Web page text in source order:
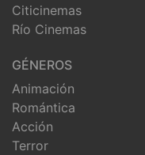
Citicinemas
Río Cinemas
GÉNEROS
Animación
Romántica
Acción
Terror